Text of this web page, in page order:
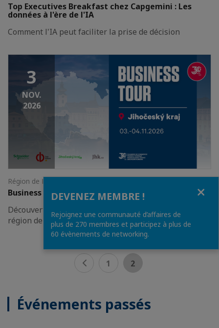
Top Executives Breakfast chez Capgemini : Les
données à l'ère de l'IA
Comment l'IA peut faciliter la prise de décision
3
NOV.
2026
Région de Bohême du Sud - České Budějovice, Písek
Business Tour en Bohême du Sud
Découverte des opportunités d'investissement dans la
région de Bohême du Sud
1 2
Événements passés
DEVENEZ MEMBRE !
Rejoignez une communauté d’affaires de
plus de 270 membres et participez à plus de
60 évènements de networking.